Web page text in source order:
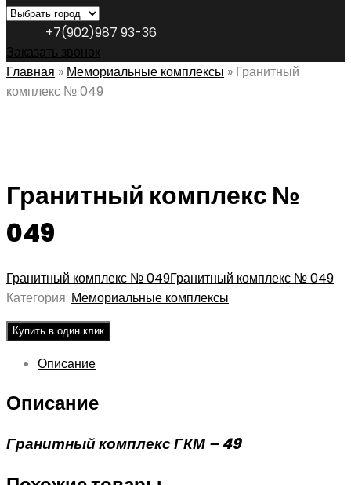
+7(902)987 93-36
Заказать звонок
Главная » Мемориальные комплексы » Гранитный
комплекс № 049
Гранитный комплекс №
049
Гранитный комплекс № 049Гранитный комплекс № 049
Категория: Мемориальные комплексы
Купить в один клик
Описание
Описание
Гранитный комплекс ГКМ – 49